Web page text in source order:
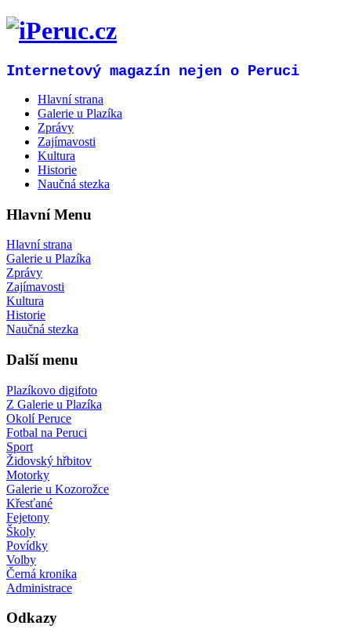
Internetový magazín nejen o Peruci
Hlavní strana
Galerie u Plazíka
Zprávy
Zajímavosti
Kultura
Historie
Naučná stezka
Hlavní Menu
Hlavní strana
Galerie u Plazíka
Zprávy
Zajímavosti
Kultura
Historie
Naučná stezka
Další menu
Plazíkovo digifoto
Z Galerie u Plazíka
Okolí Peruce
Fotbal na Peruci
Sport
Židovský hřbitov
Motorky
Galerie u Kozorožce
Křesťané
Fejetony
Školy
Povídky
Volby
Černá kronika
Administrace
Odkazy